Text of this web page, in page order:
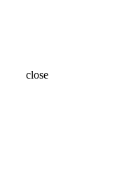
close